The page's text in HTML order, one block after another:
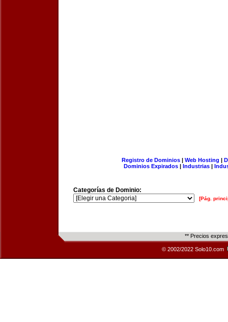
Registro de Dominios| Web Hosting |
Dominios Expirados | Industrias |
Categorías de Dominio:
[Pág.
** Precios
© 2002/2022 Solo10.com